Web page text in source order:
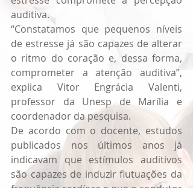
auditiva.
“Constatamos que pequenos níveis
de estresse já são capazes de alterar
o ritmo do coração e, dessa forma,
comprometer a atenção auditiva”,
explica Vitor Engrácia Valenti,
professor da Unesp de Marília e
coordenador da pesquisa.
De acordo com o docente, estudos
publicados nos últimos anos já
indicavam que estímulos auditivos
são capazes de induzir flutuações da